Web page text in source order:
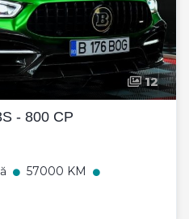
12
- 800 CP
57000 KM